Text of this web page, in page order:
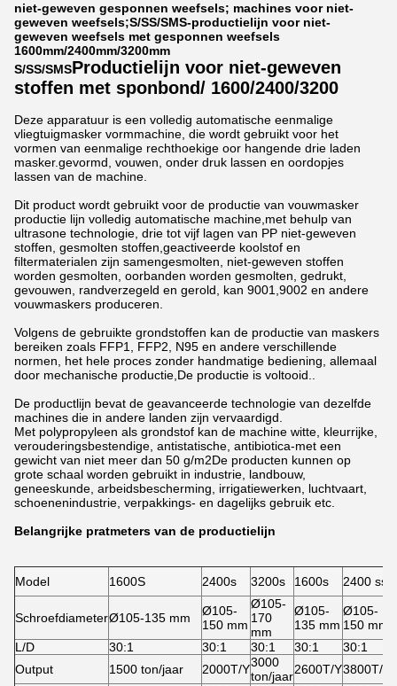
niet-geweven gesponnen weefsels; machines voor niet-
geweven weefsels;S/SS/SMS-productielijn voor niet-
geweven weefsels met gesponnen weefsels
1600mm/2400mm/3200mm
S/SS/SMSProductielijn voor niet-geweven
stoffen met sponbond/ 1600/2400/3200
Deze apparatuur is een volledig automatische eenmalige
vliegtuigmasker vormmachine, die wordt gebruikt voor het
vormen van eenmalige rechthoekige oor hangende drie laden
masker.gevormd, vouwen, onder druk lassen en oordopjes
lassen van de machine.
Dit product wordt gebruikt voor de productie van vouwmasker
productie lijn volledig automatische machine,met behulp van
ultrasone technologie, drie tot vijf lagen van PP niet-geweven
stoffen, gesmolten stoffen,geactiveerde koolstof en
filtermaterialen zijn samengesmolten, niet-geweven stoffen
worden gesmolten, oorbanden worden gesmolten, gedrukt,
gevouwen, randverzegeld en gerold, kan 9001,9002 en andere
vouwmaskers produceren.
Volgens de gebruikte grondstoffen kan de productie van maskers
bereiken zoals FFP1, FFP2, N95 en andere verschillende
normen, het hele proces zonder handmatige bediening, allemaal
door mechanische productie,De productie is voltooid..
De productlijn bevat de geavanceerde technologie van dezelfde
machines die in andere landen zijn vervaardigd.
Met polypropyleen als grondstof kan de machine witte, kleurrijke,
verouderingsbestendige, antistatische, antibiotica-met een
gewicht van niet meer dan 50 g/m2De producten kunnen op
grote schaal worden gebruikt in industrie, landbouw,
geneeskunde, arbeidsbescherming, irrigatiewerken, luchtvaart,
schoenenindustrie, verpakkings- en dagelijks gebruik etc.
Belangrijke pratmeters van de productielijn
Model 1600S 2400s 3200s 1600s 2400 ss
SchroefdiameterØ105-135 mm
Ø105-
150 mm
Ø105-
170
mm
Ø105-
135 mm
Ø105-
150 mm
L/D
30:1 30:1 30:1 30:1 30:1
Output
1500 ton/jaar 2000T/Y3000
ton/jaar2600T/Y3800T/Y